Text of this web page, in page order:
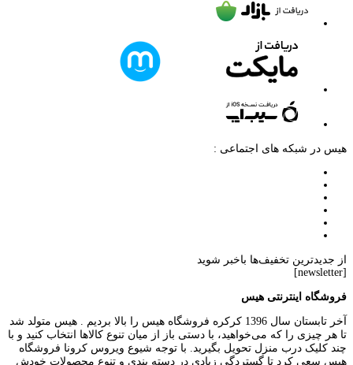
هیس در شبکه های اجتماعی :
از جدیدترین تخفیف‌ها باخبر شوید
[newsletter]
فروشگاه اینترنتی هیس
آخر تابستان سال 1396 کرکره فروشگاه هیس را بالا بردیم . هیس متولد شد
تا هر چیزی را که می‌خواهید، با دستی باز از میان تنوع کالاها انتخاب کنید و با
چند کلیک درب منزل تحویل بگیرید. با توجه شیوع ویروس کرونا فروشگاه
هیس سعی کرد تا گستردگی زیادی در دسته بندی و تنوع محصولات خودش